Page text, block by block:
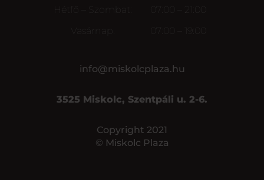
Hétfő – Szombat:
07:00 – 21:00
Vasárnap:
info@miskolcplaza.hu
3525 Miskolc, Szentpáli u. 2-6.
Copyright 2021
© Miskolc Plaza